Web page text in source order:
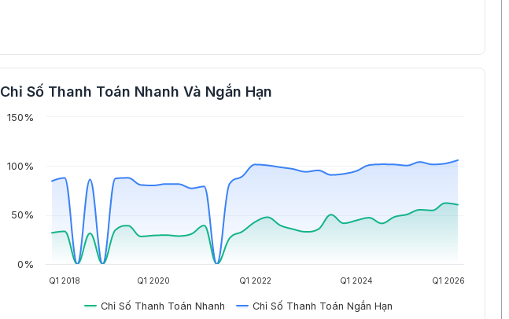
Chỉ Số Thanh Toán Nhanh Và Ngắn Hạn
Chỉ Số Thanh Toán Nhanh Chỉ Số Thanh Toán Ngắn Hạn
Q1 2018 Q1 2020 Q1 2022 Q1 2024 Q1 2026
0%
50%
100%
150%